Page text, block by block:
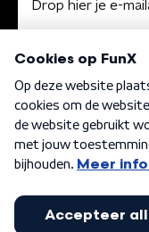
Algemene